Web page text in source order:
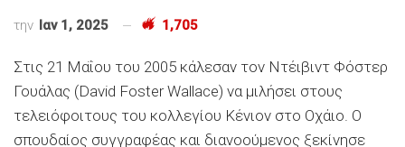
την Ιαν 1, 2025 1,705
Στις 21 Μαΐου του 2005 κάλεσαν τον Ντέιβιντ Φόστερ
Γουάλας (David Foster Wallace) να μιλήσει στους
τελειόφοιτους του κολλεγίου Κένιον στο Οχάιο. Ο
σπουδαίος συγγραφέας και διανοούμενος ξεκίνησε